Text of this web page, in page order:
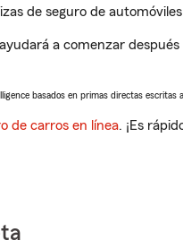
de seguro de
a comenzar
basados en primas directas escritas
de carros en línea. ¡Es